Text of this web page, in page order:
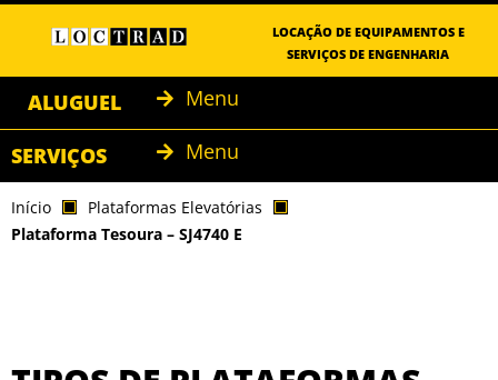
LOCAÇÃO DE EQUIPAMENTOS E
SERVIÇOS DE ENGENHARIA
ALUGUEL Menu
SERVIÇOS Menu
Início
Plataformas Elevatórias
Plataforma Tesoura – SJ4740 E